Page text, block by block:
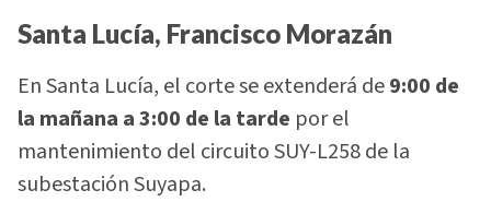
Santa Lucía, Francisco Morazán
En Santa Lucía, el corte se extenderá de9:00 de
la mañana a 3:00 de la tarde por el
mantenimiento del circuito SUY-L258 de la
subestación Suyapa.